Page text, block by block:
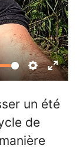
Settings
Enter
un été
de